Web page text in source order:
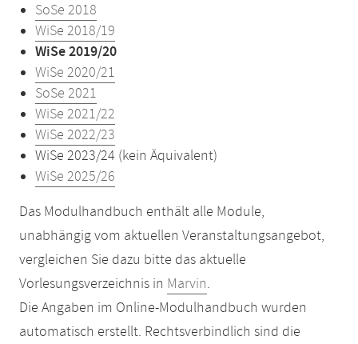
SoSe 2018
WiSe 2018/19
WiSe 2019/20
WiSe 2020/21
SoSe 2021
WiSe 2021/22
WiSe 2022/23
WiSe 2023/24 (kein Äquivalent)
WiSe 2025/26
Das Modulhandbuch enthält alle Module,
unabhängig vom aktuellen Veranstaltungsangebot,
vergleichen Sie dazu bitte das aktuelle
Vorlesungsverzeichnis in Marvin.
Die Angaben im Online-Modulhandbuch wurden
automatisch erstellt. Rechtsverbindlich sind die